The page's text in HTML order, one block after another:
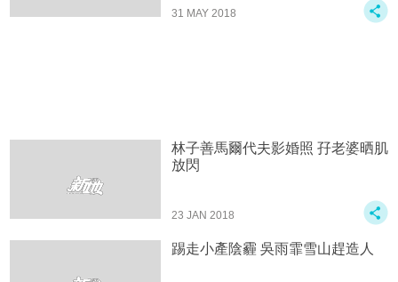
31 MAY 2018
林子善馬爾代夫影婚照 孖老婆晒肌
放閃
23 JAN 2018
踢走小產陰霾 吳雨霏雪山趕造人